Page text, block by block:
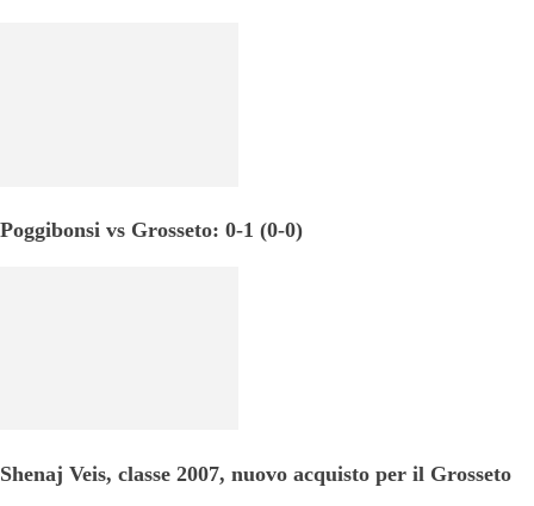
Poggibonsi vs Grosseto: 0-1 (0-0)
Shenaj Veis, classe 2007, nuovo acquisto per il Grosseto